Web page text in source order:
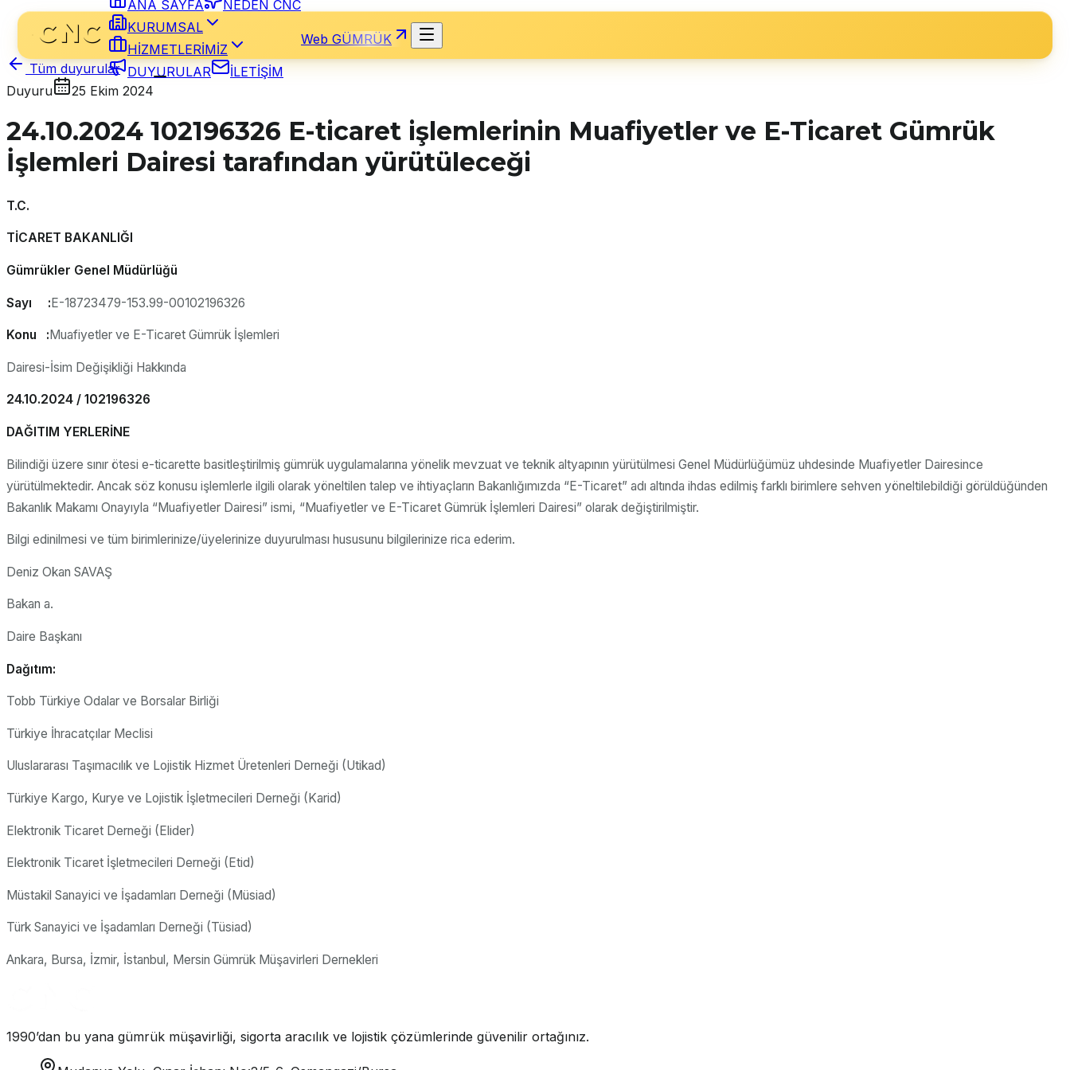
ANA SAYFA
NEDEN CNC
KURUMSAL
HİZMETLERİMİZ
DUYURULAR
İLETİŞİM
Web GÜMRÜK
Tüm duyurular
Duyuru
25 Ekim 2024
24.10.2024 102196326 E-ticaret işlemlerinin Muafiyetler ve E-Ticaret Gümrük
İşlemleri Dairesi tarafından yürütüleceği
T.C.
TİCARET BAKANLIĞI
Gümrükler Genel Müdürlüğü
Sayı :E-18723479-153.99-00102196326
Konu : Muafiyetler ve E-Ticaret Gümrük İşlemleri
Dairesi-İsim Değişikliği Hakkında
24.10.2024 / 102196326
DAĞITIM YERLERİNE
Bilindiği üzere sınır ötesi e-ticarette basitleştirilmiş gümrük uygulamalarına yönelik mevzuat ve teknik altyapının yürütülmesi Genel Müdürlüğümüz uhdesinde Muafiyetler Dairesince
yürütülmektedir. Ancak söz konusu işlemlerle ilgili olarak yöneltilen talep ve ihtiyaçların Bakanlığımızda “E-Ticaret” adı altında ihdas edilmiş farklı birimlere sehven yöneltilebildiği görüldüğünden
Bakanlık Makamı Onayıyla “Muafiyetler Dairesi” ismi, “Muafiyetler ve E-Ticaret Gümrük İşlemleri Dairesi” olarak değiştirilmiştir.
Bilgi edinilmesi ve tüm birimlerinize/üyelerinize duyurulması hususunu bilgilerinize rica ederim.
Deniz Okan SAVAŞ
Bakan a.
Daire Başkanı
Dağıtım:
Tobb Türkiye Odalar ve Borsalar Birliği
Türkiye İhracatçılar Meclisi
Uluslararası Taşımacılık ve Lojistik Hizmet Üretenleri Derneği (Utikad)
Türkiye Kargo, Kurye ve Lojistik İşletmecileri Derneği (Karid)
Elektronik Ticaret Derneği (Elider)
Elektronik Ticaret İşletmecileri Derneği (Etid)
Müstakil Sanayici ve İşadamları Derneği (Müsiad)
Türk Sanayici ve İşadamları Derneği (Tüsiad)
Ankara, Bursa, İzmir, İstanbul, Mersin Gümrük Müşavirleri Dernekleri
1990’dan bu yana gümrük müşavirliği, sigorta aracılık ve lojistik çözümlerinde güvenilir ortağınız.